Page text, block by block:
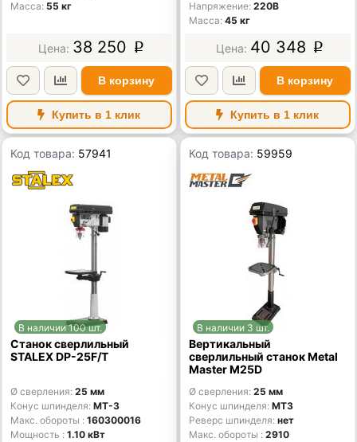
Масса 55 кг
38 250 p
В корзину
Купить в 1 клик
Напряжение 220В
Масса 45 кг
40 348 p
В корзину
Купить в 1 клик
Код товара: 57941
В наличии 100 шт.
Станок сверлильный
STALEX DP-25F/T
Ø сверления 25 мм
Конус шпинделя MT-3
Макс. обороты
160300016
Мощность
1.10 кВт
Код товара: 59959
В наличии 3 шт.
Вертикальный
сверлильный станок Metal
Master M25D
Ø сверления 25 мм
Конус шпинделя MT3
Реверс шпинделя нет
Макс. обороты
2910